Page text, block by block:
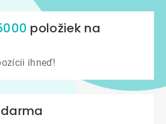
položiek na
ihneď!